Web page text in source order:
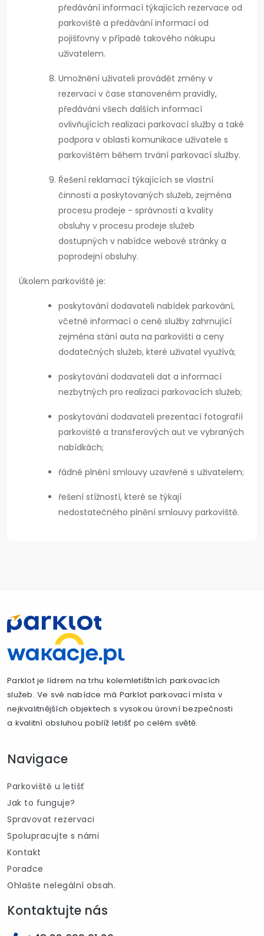
předávání informací týkajících rezervace od
parkoviště a předávání informací od
pojišťovny v případě takového nákupu
uživatelem.
Umožnění uživateli provádět změny v
rezervaci v čase stanoveném pravidly,
předávání všech dalších informací
ovlivňujících realizaci parkovací služby a také
podpora v oblasti komunikace uživatele s
parkovištěm během trvání parkovací služby.
Řešení reklamací týkajících se vlastní
činnosti a poskytovaných služeb, zejména
procesu prodeje - správnosti a kvality
obsluhy v procesu prodeje služeb
dostupných v nabídce webové stránky a
poprodejní obsluhy.
Úkolem parkoviště je:
poskytování dodavateli nabídek parkování,
včetně informací o ceně služby zahrnující
zejména stání auta na parkovišti a ceny
dodatečných služeb, které uživatel využívá;
poskytování dodavateli dat a informací
nezbytných pro realizaci parkovacích služeb;
poskytování dodavateli prezentací fotografií
parkoviště a transferových aut ve vybraných
nabídkách;
řádné plnění smlouvy uzavřené s uživatelem;
řešení stížností, které se týkají
nedostatečného plnění smlouvy parkoviště.
Parklot je lídrem na trhu kolemletištních parkovacích
služeb. Ve své nabídce má Parklot parkovací místa v
nejkvalitnějších objektech s vysokou úrovní bezpečnosti
a kvalitní obsluhou poblíž letišť po celém světě.
Navigace
Parkoviště u letišť
Jak to funguje?
Spravovat rezervaci
Spolupracujte s námi
Kontakt
Poradce
Ohlašte nelegální obsah.
Kontaktujte nás